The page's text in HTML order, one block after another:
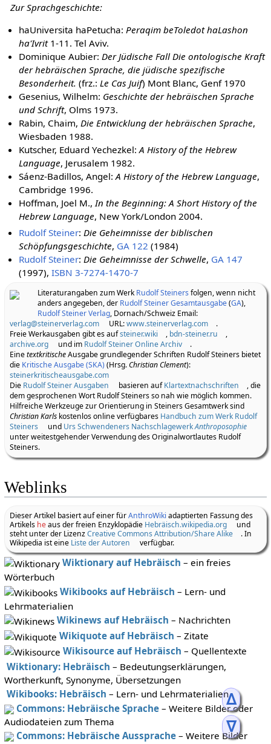
ᐃ
ᐁ
Zur Sprachgeschichte:
haUniversita haPetucha: Peraqim beToledot haLashon
ha'Ivrit1-11. Tel Aviv.
Dominique Aubier: Der Jüdische Fall Die ontologische Kraft
der hebräischen Sprache, die jüdische spezifische
Besonderheit. (frz.: Le Cas Juif) Mont Blanc, Genf 1970
Gesenius, Wilhelm: Geschichte der hebräischen Sprache
und Schrift, Olms 1973.
Rabin, Chaim, Die Entwicklung der hebräischen Sprache,
Wiesbaden 1988.
Kutscher, Eduard Yechezkel:A History of the Hebrew
Language, Jerusalem 1982.
Sáenz-Badillos, Angel:A History of the Hebrew Language,
Cambridge 1996.
Hoffman, Joel M., In the Beginning: A Short History of the
Hebrew Language, New York/London 2004.
Rudolf Steiner: Die Geheimnisse der biblischen
Schöpfungsgeschichte, GA 122 (1984)
Rudolf Steiner: Die Geheimnisse der Schwelle, GA 147
(1997),ISBN 3-7274-1470-7
Literaturangaben zum WerkRudolf Steinersfolgen, wenn nicht
anders angegeben, der Rudolf Steiner Gesamtausgabe(GA),
Rudolf Steiner Verlag, Dornach/Schweiz Email:
verlag@steinerverlag.com
URL:www.steinerverlag.com
.
Freie Werkausgaben gibt es aufsteiner.wiki , bdn-steiner.ru
,
archive.org
und im Rudolf Steiner Online Archiv
.
EinetextkritischeAusgabe grundlegender Schriften Rudolf Steiners bietet
die Kritische Ausgabe (SKA)(Hrsg.Christian Clement):
steinerkritischeausgabe.com
Die Rudolf Steiner Ausgaben basieren aufKlartextnachschriften
, die
dem gesprochenen Wort Rudolf Steiners so nah wie möglich kommen.
Hilfreiche Werkzeuge zur Orientierung in Steiners Gesamtwerk sind
Christian Karlskostenlos online verfügbares Handbuch zum Werk Rudolf
Steiners
und Urs Schwendeners NachschlagewerkAnthroposophie
unter weitestgehender Verwendung des Originalwortlautes Rudolf
Steiners.
Weblinks
Dieser Artikel basiert auf einer fürAnthroWiki adaptierten Fassung des
Artikels heaus der freien Enzyklopädie Hebräisch.wikipedia.org
und
steht unter der LizenzCreative Commons Attribution/Share Alike
. In
Wikipedia ist eine Liste der Autoren verfügbar.
Wiktionary auf Hebräisch – ein freies
Wörterbuch
Wikibooks auf Hebräisch – Lern- und
Lehrmaterialien
Wikinews auf Hebräisch – Nachrichten
Wikiquote auf Hebräisch – Zitate
Wikisource auf Hebräisch – Quellentexte
Wiktionary: Hebräisch – Bedeutungserklärungen,
Wortherkunft, Synonyme, Übersetzungen
Wikibooks: Hebräisch – Lern- und Lehrmaterialien
Commons: Hebräische Sprache– Weitere Bilder oder
Audiodateien zum Thema
Commons: Hebräische Aussprache– Weitere Bilder